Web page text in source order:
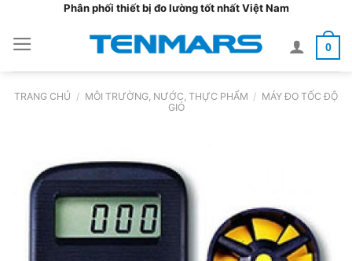
nội
dung
Phân phối thiết bị đo lường tốt nhất Việt Nam
0
TRANG CHỦ / MÔI TRƯỜNG, NƯỚC, THỰC PHẨM / MÁY ĐO TỐC ĐỘ
GIÓ